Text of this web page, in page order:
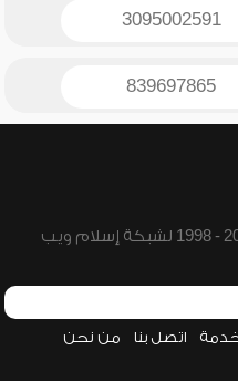
3095002591
839697865
اتصل بنا من نحن